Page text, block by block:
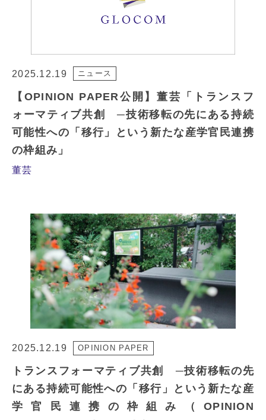
2025.12.19 ニュース
【OPINION PAPER公開】董芸「トランスフ
ォーマティブ共創 ─技術移転の先にある持続
可能性への「移行」という新たな産学官民連携
の枠組み」
董芸
2025.12.19 OPINION PAPER
トランスフォーマティブ共創 ─技術移転の先
にある持続可能性への「移行」という新たな産
学官民連携の枠組み（OPINION